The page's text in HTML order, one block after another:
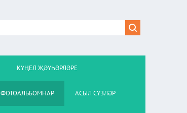
КҮҢЕЛ ҖӘҮҺӘРЛӘРЕ
ФОТОАЛЬБОМНАР АСЫЛ СҮЗЛӘР